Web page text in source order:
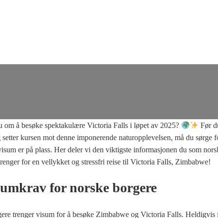
om å besøke spektakulære Victoria Falls i løpet av 2025?
Før
kursen mot denne imponerende naturopplevelsen, må du sørge
er på plass. Her deler vi den viktigste informasjonen du som
for en vellykket og stressfri reise til Victoria Falls, Zimbabwe!
for norske borgere
trenger visum for å besøke Zimbabwe og Victoria Falls. Heldigvis